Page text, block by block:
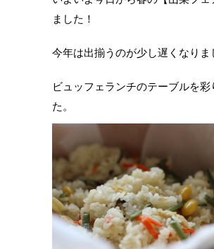
ました！
今年は出揃うのが少し遅くなりま
ビュッフェランチのテーブルを彩
た。